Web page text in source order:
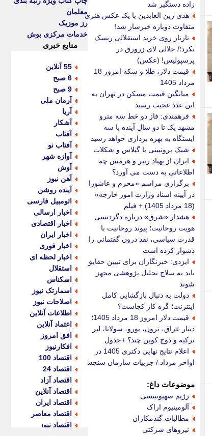
زاده دستگیر شد
هدی زین العابدین با یک عکس هنری
متفاوت دوباره خبرساز شد!
تارتار روی خرید استقلالی ریسک
نکرد؛/ جلالی لای زرورق در
پرسپولیس! (عکس)
قیمت دلار، طلا و سکه امروز 18
مرداد 1405
میانگین قیمت مسکن در تهران به
این عدد عجیب رسید
فرهمندی: فاز دو خط سه مترو
مشهد یک تا دو سال آینده با سه
ایستگاه به بهره برداری خواهد رسید
شیک پروتیینی با گیلاس و شکلات
ایران از پهپاد ریپر و هرمس چه
اطلاعاتی به دست می آورد؟
برگزاری مراسم «محرم و عاشورا
در آیینه اسناد وزارت امور خارجه»
(18 مرداد 1405) + فیلم
هشدار «شرق» درباره دگردیسی
هویت روحانیت؛ پیوند روحانیت با
قدرت سیاسی، نقد درون گفتمانی را
دشوار کرده است
ایزدی: خبرنگاران برای تبیین حقایق
باید به سلاح تحلیل پژوهشی مجهز
شوند
دولت به دنبال بازگشایی کامل
اینترنت؛ گره کار کجاست؟
قیمت دلار امروز 18 مرداد 1405؛
دینار عراق، ترون، یورو، سولانا، لیر
ترکیه و دوج کوین چند؟ +جدول
اعلام نتایج نهایی دکتری 1405 در
اواخر مرداد / جزییات سازمان سنجش
موضوعات داغ:
رژیم صهیونیستی
آلومینیوم اراک
مطالبات گندمکاران
نیروهای شرکتی
معلمان
رز موزیک
خدمات مرکزی بوش
منابع خبری
55 آنلاین
6 صبح
9 صبح
آرمان ملی
آریا
آشکار
آفتاب
آفتاب نو
آوازه شهر
آوش
آهن نیوز
آینده روشن
اتومبیل فارسی
اخبار ارسالی
اخبار اقتصادی
اخبار ایران
اخبار فوری
اخبار لحظه ای
استقلال
اسکناس
اسمارتک نیوز
اصلاحات نیوز
اطلاعات آنلاین
اعتماد آنلاین
افق امروز
افکارنیوز
اقتصاد 100
اقتصاد 24
اقتصاد آزاد
اقتصاد آنلاین
اقتصاد ایران
اقتصاد معاصر
اقتصاد نیوز